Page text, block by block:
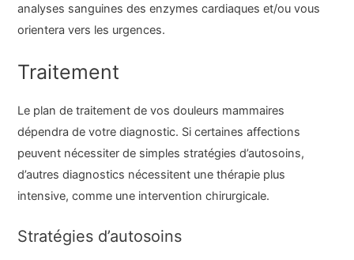
analyses sanguines des enzymes cardiaques et/ou vous
orientera vers les urgences.
Traitement
Le plan de traitement de vos douleurs mammaires
dépendra de votre diagnostic. Si certaines affections
peuvent nécessiter de simples stratégies d’autosoins,
d’autres diagnostics nécessitent une thérapie plus
intensive, comme une intervention chirurgicale.
Stratégies d’autosoins